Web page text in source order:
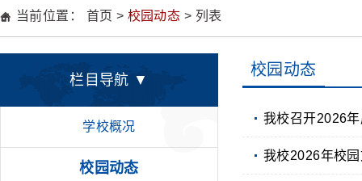
当前位置： 首页 > 校园动态 > 列表
栏目导航 ▼
学校概况
校园动态
校园动态
我校召开2026
我校2026年校